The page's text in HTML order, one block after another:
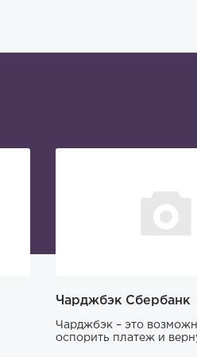
Чарджбэк Сбербанк
Чарджбэк – это
оспорить платеж и